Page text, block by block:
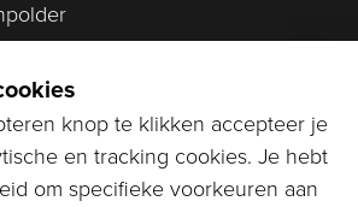
knop te klikken accepteer je
en tracking cookies. Je hebt
om specifieke voorkeuren aan